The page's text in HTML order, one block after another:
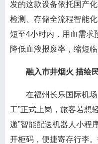
发的这款设备依托国产
检测、存储全流程智能
短至4小时内，用血需求
降低血液报废率，缩短
融入市井烟火 描绘
在福州长乐国际机场
工”正式上岗，旅客若想
递”智能配送机器人小程
开柜码，便捷寄存行李